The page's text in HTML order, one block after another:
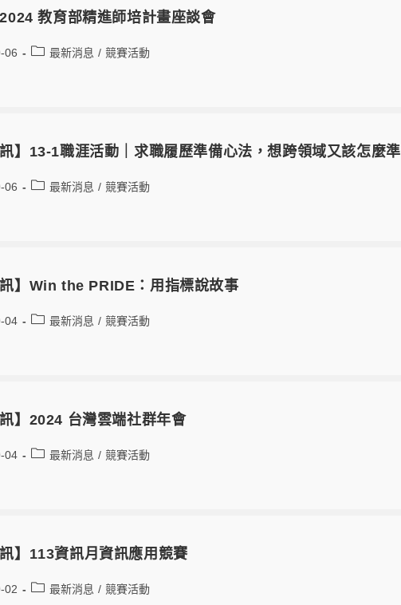
2024 教育部精進師培計畫座談會
06 最新消息 / 競賽活動
訊】13-1職涯活動｜求職履歷準備心法，想跨領域又該怎麼
06 最新消息 / 競賽活動
訊】Win the PRIDE：用指標說故事
04 最新消息 / 競賽活動
訊】2024 台灣雲端社群年會
04 最新消息 / 競賽活動
訊】113資訊月資訊應用競賽
02 最新消息 / 競賽活動